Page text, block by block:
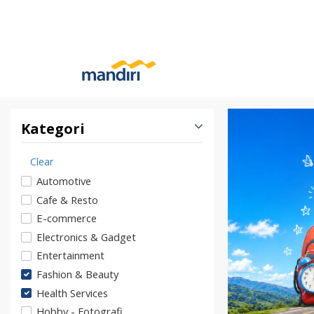
Kategori
Clear
Automotive
Cafe & Resto
E-commerce
Electronics & Gadget
Entertainment
Fashion & Beauty
Health Services